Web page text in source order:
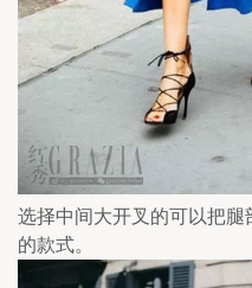
选择中间大开叉的可以把
的款式。